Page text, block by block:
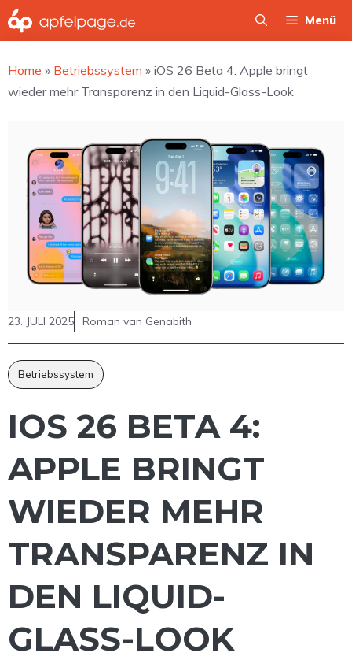
Zum
Inhalt
Menü
Home » Betriebssystem » iOS 26 Beta 4: Apple bringt
wieder mehr Transparenz in den Liquid-Glass-Look
23. JULI 2025 Roman van Genabith
Betriebssystem
IOS 26 BETA 4:
APPLE BRINGT
WIEDER MEHR
TRANSPARENZ IN
DEN LIQUID-
GLASS-LOOK